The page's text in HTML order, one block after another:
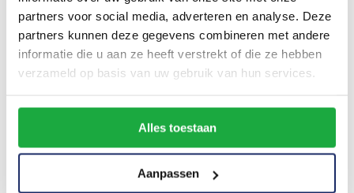
partners voor social media, adverteren en analyse. Deze
partners kunnen deze gegevens combineren met andere
informatie die u aan ze heeft verstrekt of die ze hebben
verzameld op basis van uw gebruik van hun services.
Alles toestaan
Aanpassen
premie-voordeel kan opleveren.
Belangrijke aandachtspunten voor
onderhoud aan jouw GSX-R750
Regelmatige controle en vervanging
van motorolie en koelvloeistof voor
optimale smering en warmteverdeling.